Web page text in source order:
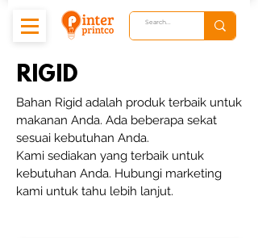
RIGID
Bahan Rigid adalah produk terbaik untuk
makanan Anda. Ada beberapa sekat
sesuai kebutuhan Anda.
Kami sediakan yang terbaik untuk
kebutuhan Anda. Hubungi marketing
kami untuk tahu lebih lanjut.